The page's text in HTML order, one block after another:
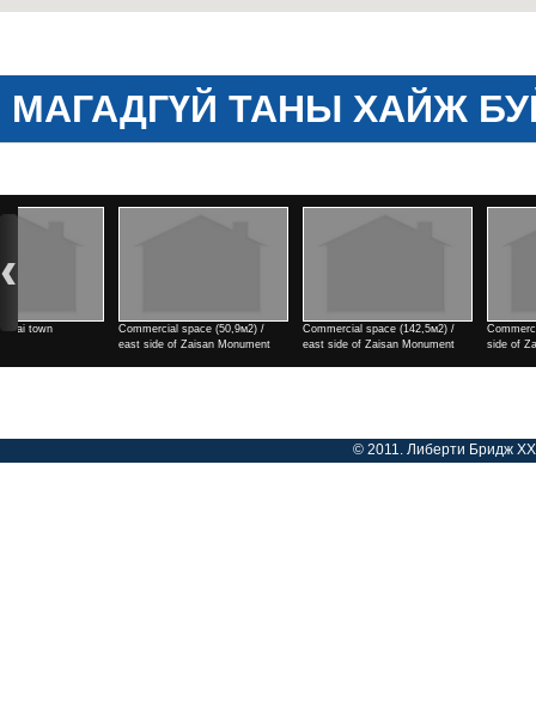
МАГАДГҮЙ ТАНЫ ХАЙЖ
Commercial space (142,5м2) /
east side of Zaisan Monument
Commercial space (182м2) / east
side of Zaisan Monument
2 rooms / north side of
cinema
© 2011. Либерти Бридж